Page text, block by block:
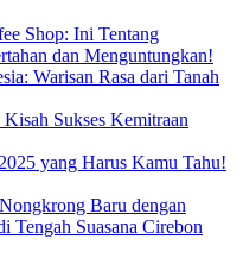
Shop: Ini Tentang
dan Menguntungkan!
Warisan Rasa dari Tanah
Sukses Kemitraan
yang Harus Kamu Tahu!
Baru dengan
Tengah Suasana Cirebon